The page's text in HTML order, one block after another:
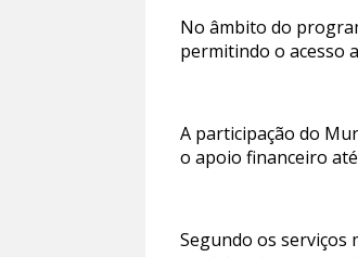
No âmbito do
permitindo o acesso
A participação do
o apoio financeiro
Segundo os serviços